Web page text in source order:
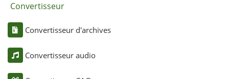
Convertisseur
Convertisseur d'archives
Convertisseur audio